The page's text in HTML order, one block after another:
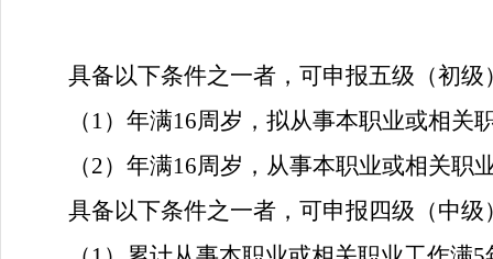
具备以下条件之一者，可申报五级（初级
（ 1）年满16周岁，拟从事本职业或相关
（2）年满16周岁，从事本职业或相关职
具备以下条件之一者，可申报四级（中级